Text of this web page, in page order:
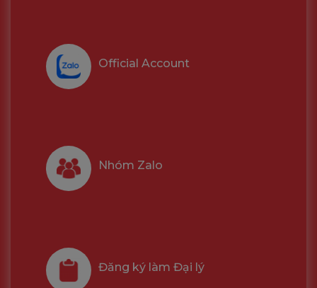
Official Account
Nhóm Zalo
Đăng ký làm Đại lý